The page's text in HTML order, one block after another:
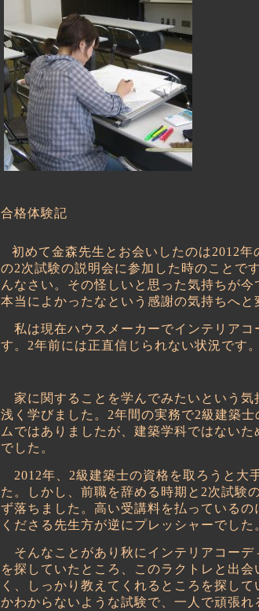
合格体験記
初めて金森先生とお会いしたのは2012年
の2次試験の説明会に参加した時のことで
んなさい。その怪しいと思った気持ちが
本当によかったなという感謝の気持ちへと
私は現在ハウスメーカーでインテリアコ
す。 2年前には正直信じられない状況です。
家に関することを学んでみたいという気
浅く学びました。 2年間の実務で2級建築士
ムではありましたが、建築学科ではない
でした。
2012年、 2級建築士の資格を取ろうと大
た。しかし、前職を辞める時期と 2次試験
ず落ちました。高い受講料を払っている
くださる先生方が逆にプレッシャーでした
そんなことがあり秋にインテリアコーデ
を探していたところ、このラクトレと出
く、しっかり教えてくれるところを探し
かわからないような試験で、一人で頑張